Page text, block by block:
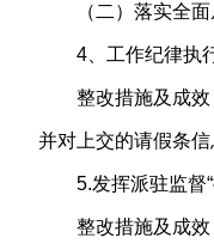
（二）落实全
4、工作纪律执
整改措施及成
并对上交的请假条
5.发挥派驻监督
整改措施及成效